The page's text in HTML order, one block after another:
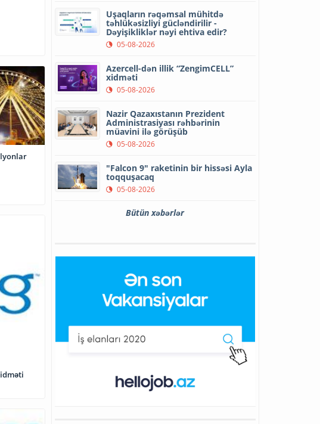
Uşaqların rəqəmsal mühitdə
təhlükəsizliyi gücləndirilir -
Dəyişikliklər nəyi ehtiva edir?
05-08-2026
Azercell-dən illik “ZengimCELL”
xidməti
05-08-2026
Nazir Qazaxıstanın Prezident
Administrasiyası rəhbərinin
müavini ilə görüşüb
05-08-2026
"Falcon 9" raketinin bir hissəsi Ayla
toqquşacaq
05-08-2026
Bütün xəbərlər